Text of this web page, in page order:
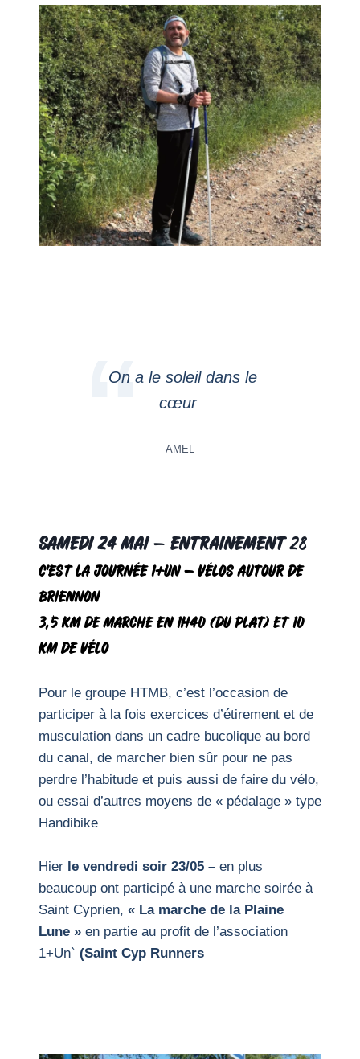
On a le soleil dans le
cœur
AMEL
Samedi 24 mai– Entrainement28
C’est la Journée 1+UN – Vélos autour de
Briennon
3,5 km de marche en 1h40 (du plat) et 10
km de vélo
Pour le groupe HTMB, c’est l’occasion de
participer à la fois exercices d’étirement et de
musculation dans un cadre bucolique au bord
du canal, de marcher bien sûr pour ne pas
perdre l’habitude et puis aussi de faire du vélo,
ou essai d’autres moyens de « pédalage » type
Handibike
Hier le vendredi soir 23/05 – en plus
beaucoup ont participé à une marche soirée à
Saint Cyprien, « La marche de la Plaine
Lune » en partie au profit de l’association
1+Un` (Saint Cyp Runners